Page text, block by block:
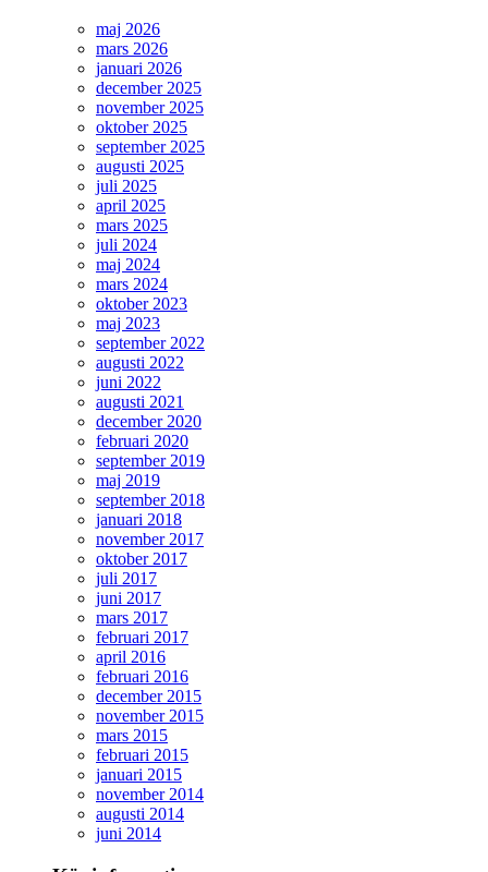
maj 2026
mars 2026
januari 2026
december 2025
november 2025
oktober 2025
september 2025
augusti 2025
juli 2025
april 2025
mars 2025
juli 2024
maj 2024
mars 2024
oktober 2023
maj 2023
september 2022
augusti 2022
juni 2022
augusti 2021
december 2020
februari 2020
september 2019
maj 2019
september 2018
januari 2018
november 2017
oktober 2017
juli 2017
juni 2017
mars 2017
februari 2017
april 2016
februari 2016
december 2015
november 2015
mars 2015
februari 2015
januari 2015
november 2014
augusti 2014
juni 2014